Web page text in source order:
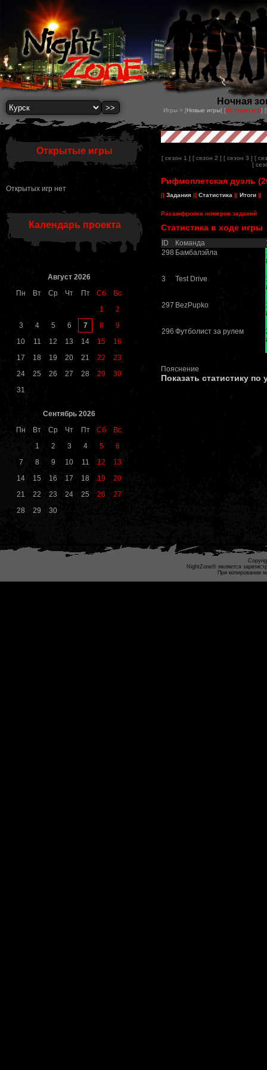
Ночная
Игры > [Новые игры] [История игр] [
Открытые игры
Открытых игр нет
Календарь проекта
Август 2026
Пн
Вт Ср Чт Пт Сб
Вс
1
2
3
4 5 6 7 8
9
10
11 12 13 14 15
16
17
18 19 20 21 22
23
24
25 26 27 28 29
30
31
Сентябрь 2026
Пн
Вт Ср Чт Пт Сб
Вс
1
2 3 4 5
6
7
8 9 10 11 12
13
14
15 16 17 18 19
20
21
22 23 24 25 26
27
28
29 30
[ сезон 1 ] [ сезон 2 ] [ сезон 3 ] [
[
Рифмоплетская дуэль
Задания Статистика Итоги
Расшифровка номеров заданий
Статистика в ходе игры
ID Команда
298 Бамбалэйла
3 Test Drive
297 BezPupko
296 Футболист за рулем
Пояснение
Показать статистику по
NightZone® является
При копировании